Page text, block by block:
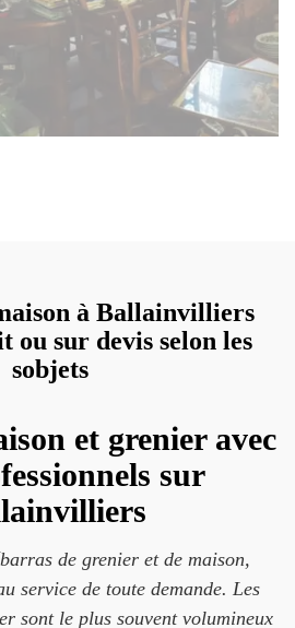
à Ballainvilliers
ou sur devis selon les
sobjets
et grenier avec
sur
de grenier et de maison,
service de toute demande. Les
sont le plus souvent volumineux